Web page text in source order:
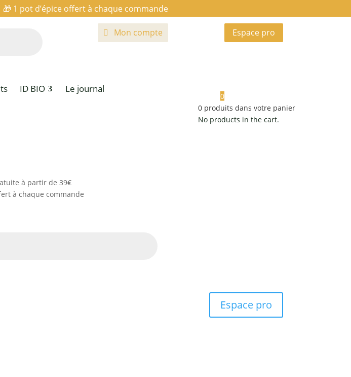
1 pot d’épice offert à chaque commande
Mon compte Espace pro
ID BIO Le journal
0
0 produits dans votre panier
No products in the cart.
à partir de 39€
à chaque commande
Espace pro